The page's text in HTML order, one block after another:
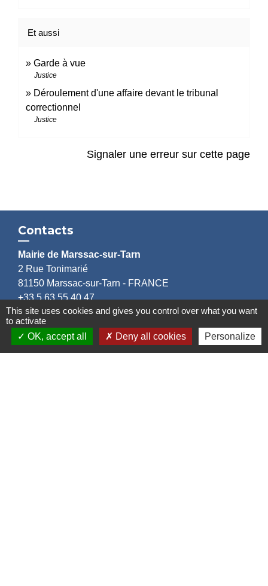
Et aussi
Garde à vue
Justice
Déroulement d'une affaire devant le tribunal
correctionnel
Justice
Signaler une erreur sur cette page
Contacts
Mairie de Marssac-sur-Tarn
2 Rue Tonimarié
81150 Marssac-sur-Tarn - FRANCE
+33 5 63 55 40 47
accueil@marssac-sur-tarn.fr
Lien vers les HORAIRES et CONTACTS
de chaque service
This site uses cookies and gives you control over what you want
to activate
OK, accept all
Deny all cookies Personalize